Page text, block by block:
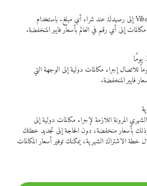
تتم إضافة رصيد Viber Out إلى رصيدك عند شراء أي مبلغ. باستخدام
إلى أي رقم في العالم بأسعار فايبر المنخفضة.
لك خطة الـ 30 يوماً للاتصال إجراء مكالمات دولية إلى الوجهة التي
المرونة اللازمة لإجراء مكالمات دولية إلى
بأسعار منخفضة، دون الحاجة إلى تجديد خطتك
الاشتراك الشهرية، يمكنك توفير أسعار المكالمات